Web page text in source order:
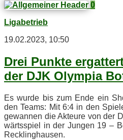
0
Ligabetrieb
19.02.2023, 10:50
Drei Punk­te
der DJK Olym­pia
Es wur­de bis zum Ende ein
den Teams: Mit 6:4 in den
ge­wan­nen die Ak­teu­re von der
wärts­spiel in der Jun­gen 19 –
Recklinghausen.